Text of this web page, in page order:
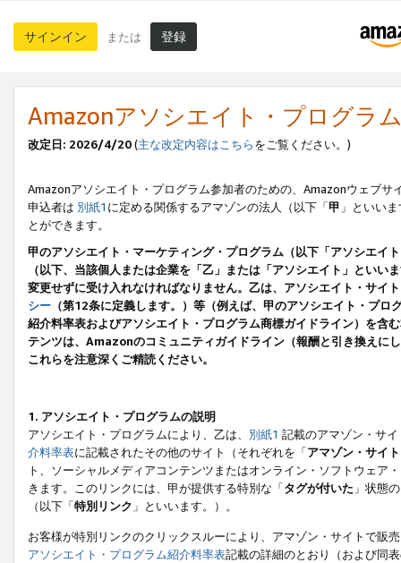
サインイン または 登録
Amazonアソシエイト・プログラ
改定日: 2026/4/20(主な改定内容はこちらをご覧ください。)
Amazonアソシエイト・プログラム参加者のための、Amazonウェブサ
申込者は 別紙1 に定める関係するアマゾンの法人（以下「甲 」といい
とができます。
甲のアソシエイト・マーケティング・プログラム（以下「アソシエイ
（以下、当該個人または企業を「乙」または「アソシエイト」とい
変更せずに受け入れなければなりません。乙は、アソシエイト・サイ
シー （第12条に定義します。）等（例えば、甲のアソシエイト・プ
紹介料率表およびアソシエイト・プログラム商標ガイドライン）を
テンツは、Amazonのコミュニティガイドライン（報酬と引き換えに
これらを注意深くご精読ください。
1. アソシエイト・プログラムの説明
アソシエイト・プログラムにより、乙は、 別紙1 記載のアマゾン・サ
介料率表に記載されたその他のサイト（それぞれを「アマゾン・サイト
ト、ソーシャルメディアコンテンツまたはオンライン・ソフトウェア
きます。このリンクには、甲が提供する特別な「タグが付いた 」状態
（以下「特別リンク 」といいます。）。
お客様が特別リンクのクリックスルーにより、アマゾン・サイトで販
アソシエイト・プログラム紹介料率表記載の詳細のとおり（および同